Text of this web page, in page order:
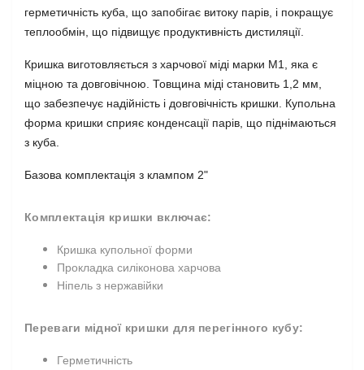
герметичність куба, що запобігає витоку парів, і покращує
теплообмін, що підвищує продуктивність дистиляції.
Кришка виготовляється з харчової міді марки М1, яка є
міцною та довговічною. Товщина міді становить 1,2 мм,
що забезпечує надійність і довговічність кришки. Купольна
форма кришки сприяє конденсації парів, що піднімаються
з куба.
Базова комплектація з клампом 2"
Комплектація кришки включає:
Кришка купольної форми
Прокладка силіконова харчова
Ніпель з нержавійки
Переваги мідної кришки для перегінного кубу:
Герметичність